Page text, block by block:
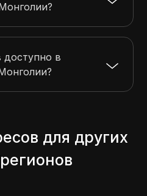
доступно в
для других